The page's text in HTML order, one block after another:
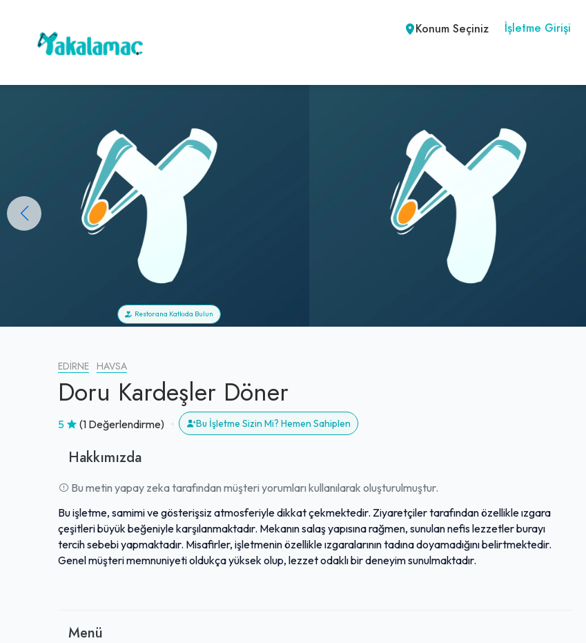
Konum Seçiniz İşletme Girişi
Restorana Katkıda Bulun
EDIRNE HAVSA
Doru Kardeşler Döner
5 (1 Değerlendirme) Bu İşletme Sizin Mi? Hemen Sahiplen
Hakkımızda
Bu metin yapay zeka tarafından müşteri yorumları kullanılarak oluşturulmuştur.
Bu işletme, samimi ve gösterişsiz atmosferiyle dikkat çekmektedir. Ziyaretçiler tarafından özellikle ızgara
çeşitleri büyük beğeniyle karşılanmaktadır. Mekanın salaş yapısına rağmen, sunulan nefis lezzetler burayı
tercih sebebi yapmaktadır. Misafirler, işletmenin özellikle ızgaralarının tadına doyamadığını belirtmektedir.
Genel müşteri memnuniyeti oldukça yüksek olup, lezzet odaklı bir deneyim sunulmaktadır.
Menü